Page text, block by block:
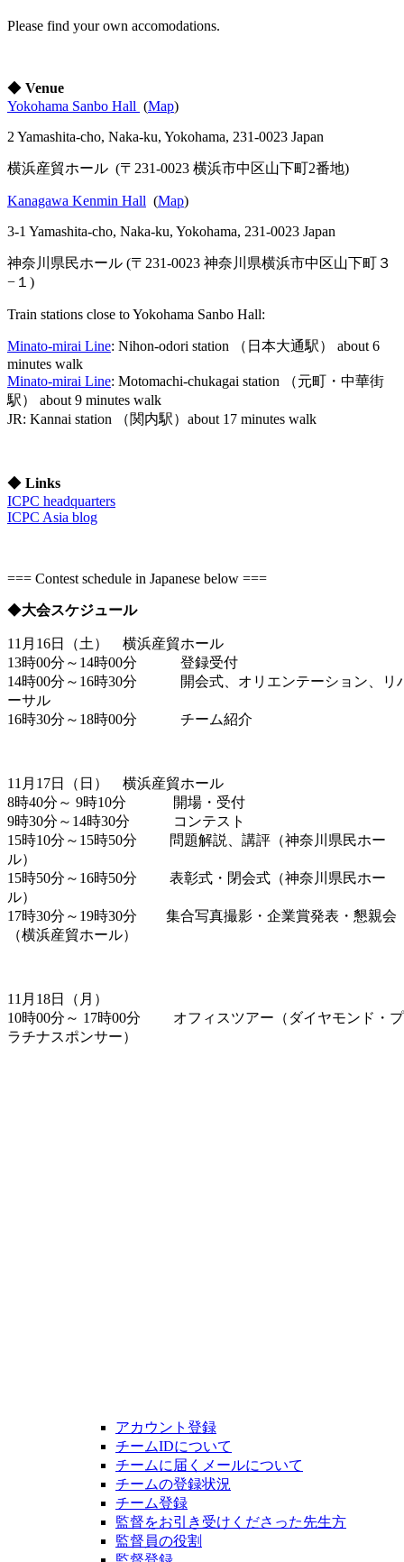
アカウント登録
チームIDについて
チームに届くメールについて
チームの登録状況
チーム登録
監督をお引き受けくださった先生方
監督員の役割
Please find your own accomodations.
◆ Venue
Yokohama Sanbo Hall (Map)
2 Yamashita-cho, Naka-ku, Yokohama, 231-0023 Japan
横浜産貿ホール (〒231-0023 横浜市中区山下町2番地)
Kanagawa Kenmin Hall (Map)
3-1 Yamashita-cho, Naka-ku, Yokohama, 231-0023 Japan
神奈川県民ホール (〒231-0023 神奈川県横浜市中区山下町３
−１)
Train stations close to Yokohama Sanbo Hall:
Minato-mirai Line: Nihon-odori station （日本大通駅） about 6
minutes walk
Minato-mirai Line: Motomachi-chukagai station （元町・中華街
駅） about 9 minutes walk
JR: Kannai station （関内駅）about 17 minutes walk
◆ Links
ICPC headquarters
ICPC Asia blog
=== Contest schedule in Japanese below ===
◆大会スケジュール
11月16日（土） 横浜産貿ホール
13時00分～14時00分 登録受付
14時00分～16時30分 開会式、オリエンテーション、リ
ーサル
16時30分～18時00分 チーム紹介
11月17日（日） 横浜産貿ホール
8時40分～ 9時10分 開場・受付
9時30分～14時30分 コンテスト
15時10分～15時50分 問題解説、講評（神奈川県民ホー
ル）
15時50分～16時50分 表彰式・閉会式（神奈川県民ホー
ル）
17時30分～19時30分 集合写真撮影・企業賞発表・懇親会
（横浜産貿ホール）
11月18日（月）
10時00分～ 17時00分 オフィスツアー（ダイヤモンド・プ
ラチナスポンサー）